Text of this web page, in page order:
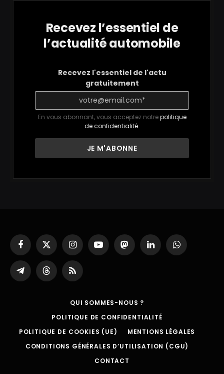
Recevez l’essentiel de
l’actualité automobile
Recevez l'essentiel de l'actu
gratuitement
En vous abonnant, vous acceptez notrepolitique
de confidentialité.
Facebook
X
(Twitter)
InstagramYouTubeMastodonLinkedInWhatsApp
Partager
sur
ThreadsRSS
QUI SOMMES-NOUS ?
POLITIQUE DE CONFIDENTIALITÉ
POLITIQUE DE COOKIES (UE)
MENTIONS LÉGALES
CONDITIONS GÉNÉRALES D’UTILISATION (CGU)
CONTACT